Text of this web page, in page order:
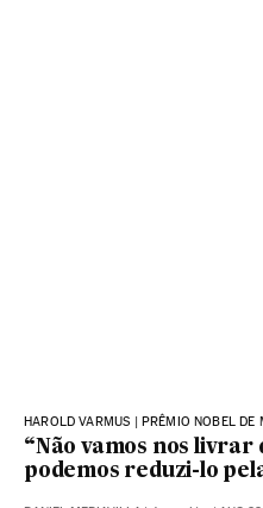
HAROLD VARMUS | PRÊMIO NOBEL DE
“Não vamos nos livrar
podemos reduzi-lo